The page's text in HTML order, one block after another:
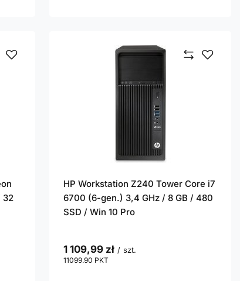
32
HP Workstation Z240 Tower Core i7
6700 (6-gen.) 3,4 GHz / 8 GB / 480
SSD / Win 10 Pro
1 109,99 zł / szt.
11099.90 PKT